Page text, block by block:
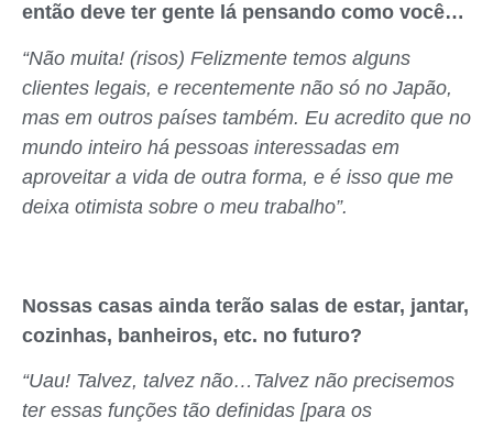
então deve ter gente lá pensando como você…
“Não muita! (risos) Felizmente temos alguns
clientes legais, e recentemente não só no Japão,
mas em outros países também. Eu acredito que no
mundo inteiro há pessoas interessadas em
aproveitar a vida de outra forma, e é isso que me
deixa otimista sobre o meu trabalho”.
Nossas casas ainda terão salas de estar, jantar,
cozinhas, banheiros, etc. no futuro?
“Uau! Talvez, talvez não…Talvez não precisemos
ter essas funções tão definidas [para os